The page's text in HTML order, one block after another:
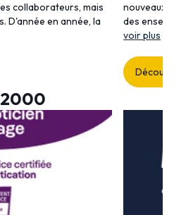
collaborateurs, mais
D'année en année, la
nouveaux
des
voir plus